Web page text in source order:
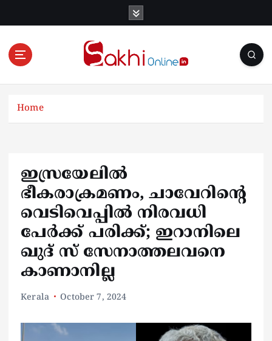
Online News Portal
Home
ഇസ്രയേലിൽ
ഭീകരാക്രമണം, ചാവേറിൻ്റെ
വെടിവെപ്പിൽ നിരവധി
പേർക്ക് പരിക്ക്; ഇറാനിലെ
ഖുദ് സ് സേനാത്തലവനെ
കാണാനില്ല
Kerala October 7, 2024